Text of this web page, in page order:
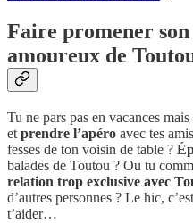
Faire promener
amoureux de
Tu ne pars pas en vacances mais
et prendre l’apéro avec tes
fesses de ton voisin de table ?
balades de Toutou ? Ou tu
relation trop exclusive avec
d’autres personnes ? Le hic,
t’aider…